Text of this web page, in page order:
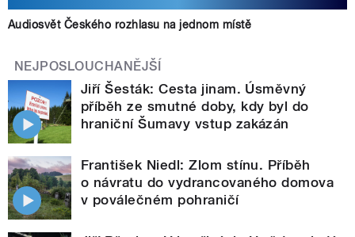
Audiosvět Českého rozhlasu na jednom místě
NEJPOSLOUCHANĚJŠÍ
Jiří Šesták: Cesta jinam. Úsměvný
příběh ze smutné doby, kdy byl do
hraniční Šumavy vstup zakázán
František Niedl: Zlom stínu. Příběh
o návratu do vydrancovaného domova
v poválečném pohraničí